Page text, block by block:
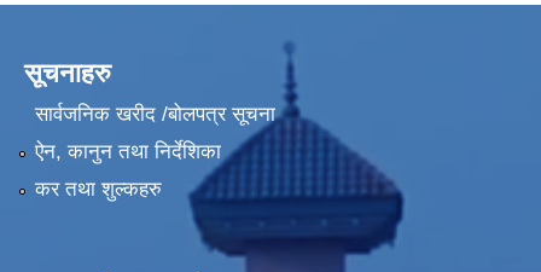
सूचनाहरु
सार्वजनिक खरीद /बोलपत्र सूचना
ऐन, कानुन तथा निर्देशिका
कर तथा शुल्कहरु